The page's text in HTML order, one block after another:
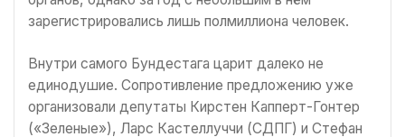
зарегистрировались лишь полмиллиона человек.
Внутри самого Бундестага царит далеко не
единодушие. Сопротивление предложению уже
организовали депутаты Кирстен Капперт-Гонтер
(«Зеленые»), Ларс Кастеллуччи (СДПГ) и Стефан